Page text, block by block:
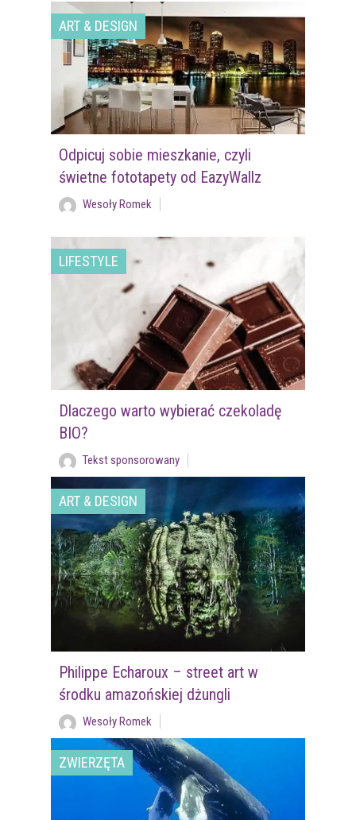
ART & DESIGN
Odpicuj sobie mieszkanie, czyli
świetne fototapety od EazyWallz
Wesoły Romek
LIFESTYLE
Dlaczego warto wybierać czekoladę
BIO?
Tekst sponsorowany
ART & DESIGN
Philippe Echaroux – street art w
środku amazońskiej dżungli
Wesoły Romek
ZWIERZĘTA